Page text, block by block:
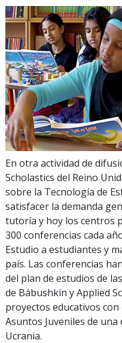
En otra actividad de
Scholastics del Reino
sobre la Tecnología de
satisfacer la demanda
tutoría y hoy los centros
300 conferencias cada
Estudio a estudiantes y
país. Las conferencias
del plan de estudios de
de Bábushkin y Applied
proyectos educativos
Asuntos Juveniles de una
Ucrania.